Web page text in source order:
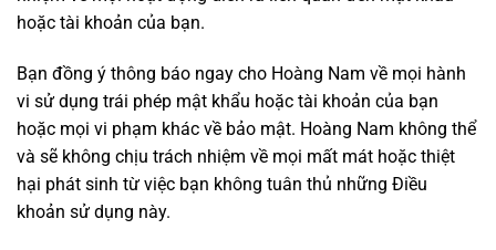
hoặc tài khoản của bạn.
Bạn đồng ý thông báo ngay cho Hoàng Nam về mọi hành
vi sử dụng trái phép mật khẩu hoặc tài khoản của bạn
hoặc mọi vi phạm khác về bảo mật. Hoàng Nam không thể
và sẽ không chịu trách nhiệm về mọi mất mát hoặc thiệt
hại phát sinh từ việc bạn không tuân thủ những Điều
khoản sử dụng này.